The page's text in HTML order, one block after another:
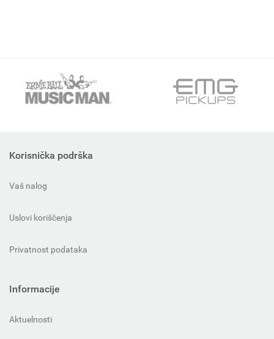
Korisnička podrška
Vaš nalog
Uslovi koriščenja
Privatnost podataka
Informacije
Aktuelnosti